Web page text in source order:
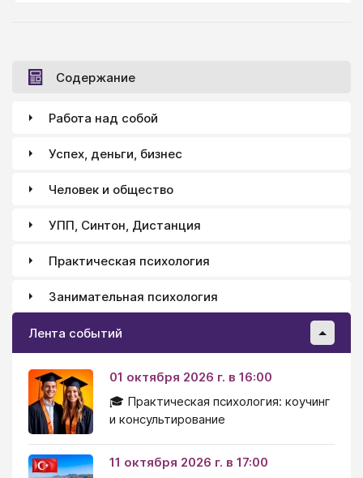
Содержание
Работа над собой
Успех, деньги, бизнес
Человек и общество
УПП, Синтон, Дистанция
Практическая психология
Занимательная психология
Лента событий
01 октября 2026 г. в 16:00
🎓 Практическая психология: коучинг
и консультирование
11 октября 2026 г. в 17:00